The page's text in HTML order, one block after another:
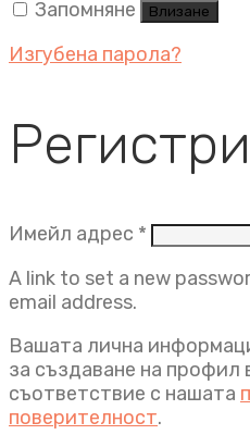
Запомняне
Влизане
Изгубена парола?
Имейл адрес *
A link to set a new
email address.
Вашата лична
за създаване на профил
съответствие с нашата
поверителност.